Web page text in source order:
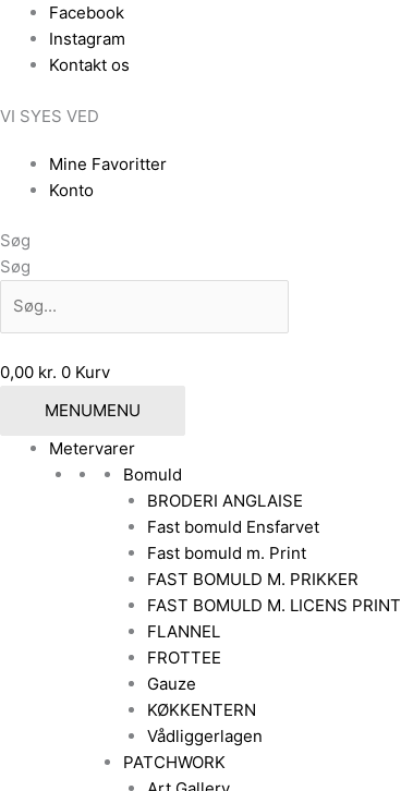
indholdet
Facebook
Instagram
Kontakt os
VI SYES VED
Mine Favoritter
Konto
Søg
Søg
0,00 kr. 0 Kurv
MENUMENU
Metervarer
Bomuld
BRODERI ANGLAISE
Fast bomuld Ensfarvet
Fast bomuld m. Print
FAST BOMULD M. PRIKKER
FAST BOMULD M. LICENS PRINT
FLANNEL
FROTTEE
Gauze
KØKKENTERN
Vådliggerlagen
PATCHWORK